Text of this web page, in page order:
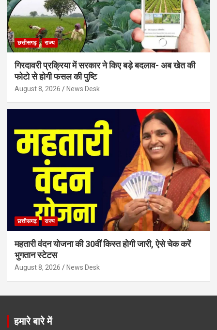
छत्तीसगढ़ राज्य
गिरदावरी प्रक्रिया में सरकार ने किए बड़े बदलाव- अब खेत की
फोटो से होगी फसल की पुष्टि
August 8, 2026 News Desk
छत्तीसगढ़ राज्य
महतारी वंदन योजना की 30वीं किस्त होगी जारी, ऐसे चेक करें
भुगतान स्टेटस
August 8, 2026 News Desk
हमारे बारे में